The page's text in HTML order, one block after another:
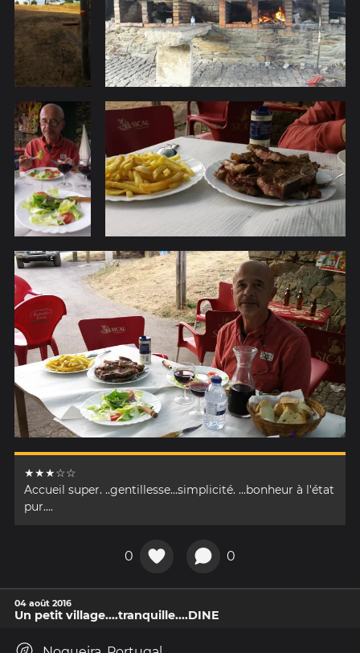
★★★☆☆
Accueil super. ..gentillesse...simplicité. ...bonheur à l'état
pur....
0 0
04 août 2016
Un petit village....tranquille....DINE